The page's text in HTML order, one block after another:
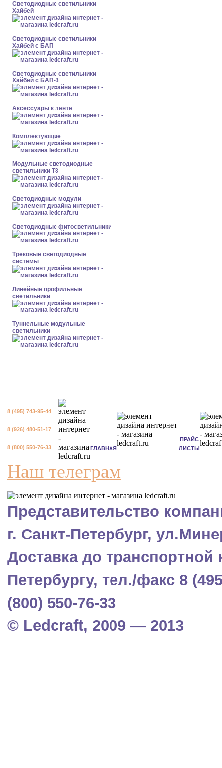
Светодиодные светильники
Хайбей
Светодиодные светильники
Хайбей с БАП
Светодиодные светильники
Хайбей с БАП-3
Аксессуары к ленте
Комплектующие
Модульные светодиодные
светильники Т8
Светодиодные модули
Светодиодные фитосветильники
Трековые светодиодные
системы
Линейные профильные
светильники
Туннельные модульные
светильники
8 (495) 743-95-44
8 (926) 480-51-17
8 (800) 550-76-33 ГЛАВНАЯ
ПРАЙС
ЛИСТЫ
Наш телеграм
Представительство
г. Санкт-Петербург,
Доставка до
Петербургу, тел./факс 8
(800) 550-76-33
© Ledcraft, 2009 — 2013